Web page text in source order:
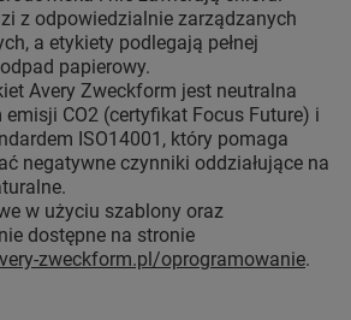
z odpowiedzialnie zarządzanych
a etykiety podlegają pełnej
papierowy.
Avery Zweckform jest neutralna
emisji CO2 (certyfikat Focus Future) i
ISO14001, który pomaga
negatywne czynniki oddziałujące na
w użyciu szablony oraz
dostępne na stronie
zweckform.pl/oprogramowanie.